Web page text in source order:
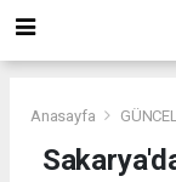
Anasayfa GÜNCEL